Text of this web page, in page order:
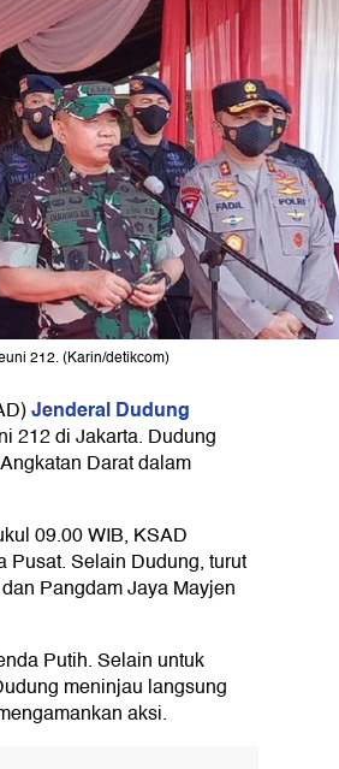
212. (Karin/detikcom)
Jenderal Dudung
212 di Jakarta. Dudung
Darat dalam
09.00 WIB, KSAD
Pusat. Selain Dudung, turut
Pangdam Jaya Mayjen
Putih. Selain untuk
meninjau langsung
aksi.